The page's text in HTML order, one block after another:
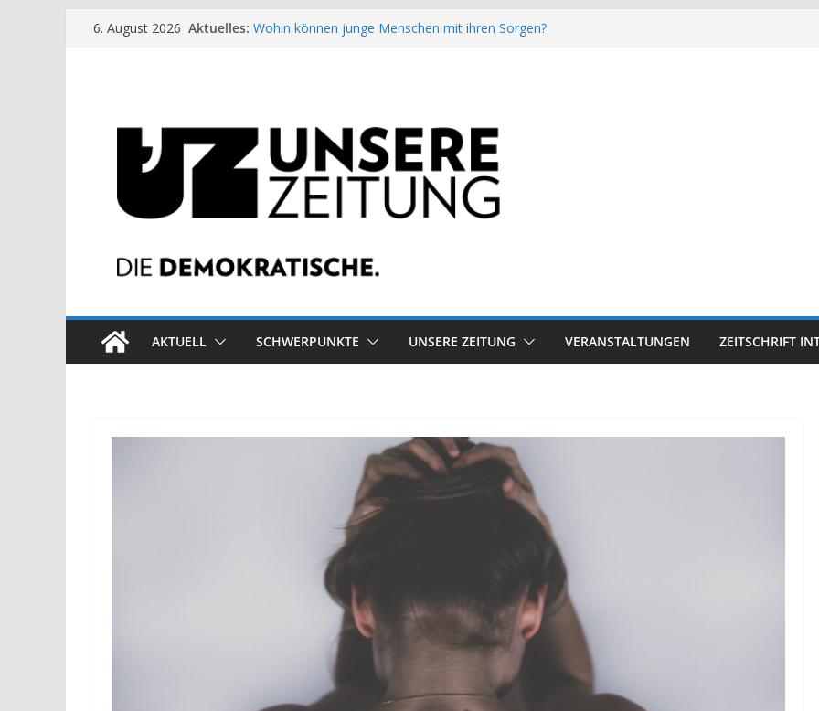
Zum6. August 2026 Aktuelles: Wohin können junge Menschen mit ihren Sorgen?
AKTUELL SCHWERPUNKTE UNSERE ZEITUNG VERANSTALTUNGEN ZEITSCHRIFT